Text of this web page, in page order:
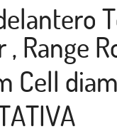
Range
Cell